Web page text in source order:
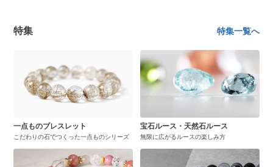
特集 特集一覧へ
一点ものブレスレット
こだわりの石でつくった一点ものシリーズ
宝石ルース・天然石ルース
無限に広がるルースの楽しみ方